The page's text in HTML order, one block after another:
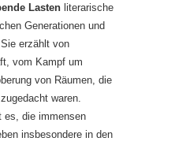
Lasten literarische
Generationen und
erzählt von
vom Kampf um
von Räumen, die
waren.
es, die immensen
insbesondere in den